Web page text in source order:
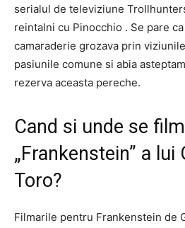
serialul de televiziune
reintalni cu Pinocchio . Se pare
camaraderie grozava prin
pasiunile comune si abia
rezerva aceasta pereche.
Cand si unde se
„Frankenstein” a lui
Toro?
Filmarile pentru Frankenstein de